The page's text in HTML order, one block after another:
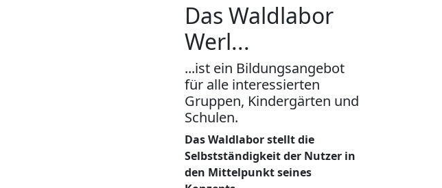
Das Waldlabor
Werl...
...ist ein Bildungsangebot
für alle interessierten
Gruppen, Kindergärten und
Schulen.
Das Waldlabor stellt die
Selbstständigkeit der Nutzer in
den Mittelpunkt seines